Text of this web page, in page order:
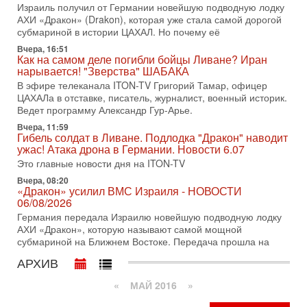
Нетаньяху в США и его встреча с Дональдом Трампом
оставили больше вопросов, чем ответов. Полная
31-07-2026, 15:18
Иран готовит покушение на Нетаниягу! Трамп не
хочет эскалации, но КСИР готовит взрыв!
В эфире телеканала ITON-TV СЕРГЕЙ МИГДАЛЬ, эксперт
по вопросам безопасности, офицер запаса
Международного управления полиции Израиля, автор
31-07-2026, 09:02
Битва за разоружение ХАМАСа - НОВОСТИ
31/07/2026
Сегодня президент США Дональд Трамп заявил о
достижении исторического соглашения о полном
разоружении ХАМАСа и других вооруженных группировок в
30-07-2026, 17:59
Иран доведет Трампа до крайних мер? Разбор и
оценка от военного обозревателя Давида Шарпа
Ситуация вокруг противостояния Ирана и США накаляется
с каждым днем. Почему Трамп в самый последний момент
отменил решение о нанесении тяжелых ударов
Израиль получил от Германии новейшую подводную лодку
АХИ «Дракон» (Drakon), которая уже стала самой дорогой
субмариной в истории ЦАХАЛ. Но почему её
Вчера, 16:51
Как на самом деле погибли бойцы Ливане? Иран
нарывается! "Зверства" ШАБАКА
В эфире телеканала ITON-TV Григорий Тамар, офицер
ЦАХАЛа в отставке, писатель, журналист, военный историк.
Ведет программу Александр Гур-Арье.
Вчера, 11:59
Гибель солдат в Ливане. Подлодка "Дракон" наводит
ужас! Атака дрона в Германии. Новости 6.07
Это главные новости дня на ITON-TV
Вчера, 08:20
«Дракон» усилил ВМС Израиля - НОВОСТИ
06/08/2026
Германия передала Израилю новейшую подводную лодку
АХИ «Дракон», которую называют самой мощной
субмариной на Ближнем Востоке. Передача прошла на
АРХИВ
« МАЙ 2016 »